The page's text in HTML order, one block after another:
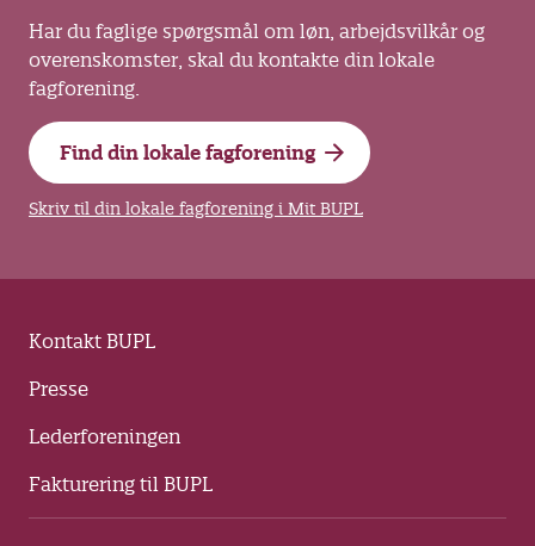
Har du faglige spørgsmål om løn, arbejdsvilkår og
overenskomster, skal du kontakte din lokale
fagforening.
Find din lokale fagforening
Skriv til din lokale fagforening i Mit BUPL
Kontakt BUPL
Presse
Lederforeningen
Fakturering til BUPL